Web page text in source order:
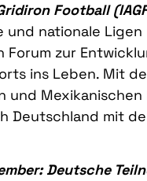
Football
und nationale
Forum zur
ins Leben. Mit
und
Deutschland mit
Deutsche